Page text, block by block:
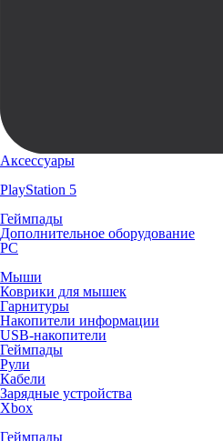
Аксессуары
PlayStation 5
Геймпады
Дополнительное оборудование
PC
Мыши
Коврики для мышек
Гарнитуры
Накопители информации
USB-накопители
Геймпады
Рули
Кабели
Зарядные устройства
Xbox
Геймпады